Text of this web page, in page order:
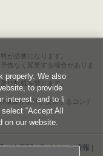
が必要になります。
告なく変更する場合がありま
び転載を禁じます。
像製作会社が提供するコンテ
づく表記|ライセンス情報
properly. We also
to provide
interest, and to li
“Accept All
on our website.